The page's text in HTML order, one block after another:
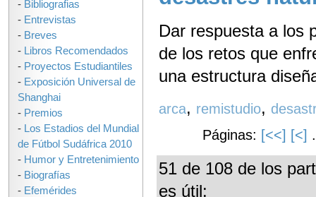
Dar respuesta a los
de los retos que
una estructura
arca, remistudio,
Páginas: [<<] [<]
51 de 108 de los
es útil:
- Bibliografias
- Entrevistas
- Breves
- Libros Recomendados
- Proyectos Estudiantiles
- Exposición Universal de
Shanghai
- Premios
- Los Estadios del Mundial
de Fútbol Sudáfrica 2010
- Humor y Entretenimiento
- Biografías
- Efemérides